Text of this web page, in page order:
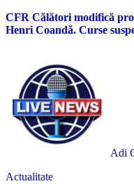
CFR Călători modifică
Henri Coandă. Curse
Adi
Actualitate